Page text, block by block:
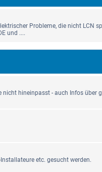
Probleme, die nicht LCN
und ....
hineinpasst - auch Infos über
etc. gesucht werden.